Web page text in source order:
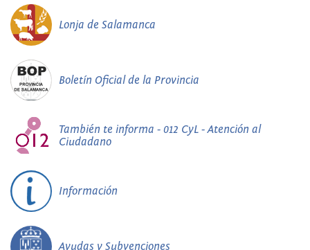
Lonja de Salamanca
Boletín Oficial de la Provincia
También te informa - 012 CyL - Atención al
Ciudadano
Información
Ayudas y Subvenciones